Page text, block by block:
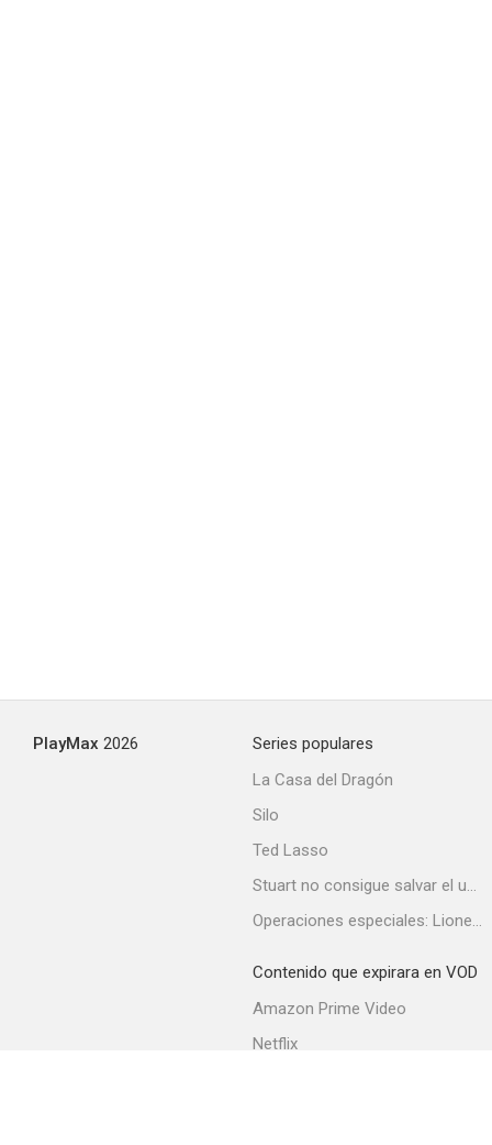
PlayMax 2026
Series populares
La Casa del Dragón
Silo
Ted Lasso
Stuart no consigue salvar el universo
Operaciones especiales: Lioness
Contenido que expirara en VOD
Amazon Prime Video
Netflix